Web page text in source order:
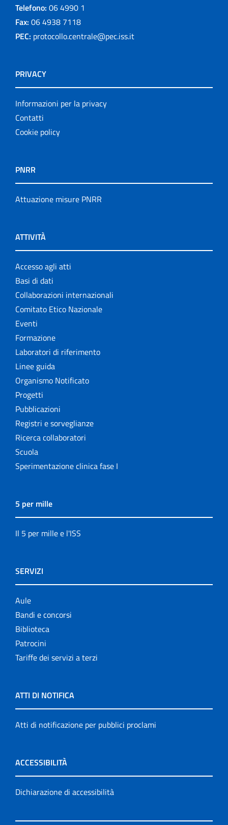
Telefono: 06 4990 1
Fax: 06 4938 7118
PEC: protocollo.centrale@pec.iss.it
PRIVACY
Informazioni per la privacy
Contatti
Cookie policy
PNRR
Attuazione misure PNRR
ATTIVITÀ
Accesso agli atti
Basi di dati
Collaborazioni internazionali
Comitato Etico Nazionale
Eventi
Formazione
Laboratori di riferimento
Linee guida
Organismo Notificato
Progetti
Pubblicazioni
Registri e sorveglianze
Ricerca collaboratori
Scuola
Sperimentazione clinica fase I
5 per mille
Il 5 per mille e l'ISS
SERVIZI
Aule
Bandi e concorsi
Biblioteca
Patrocini
Tariffe dei servizi a terzi
ATTI DI NOTIFICA
Atti di notificazione per pubblici proclami
ACCESSIBILITÀ
Dichiarazione di accessibilità